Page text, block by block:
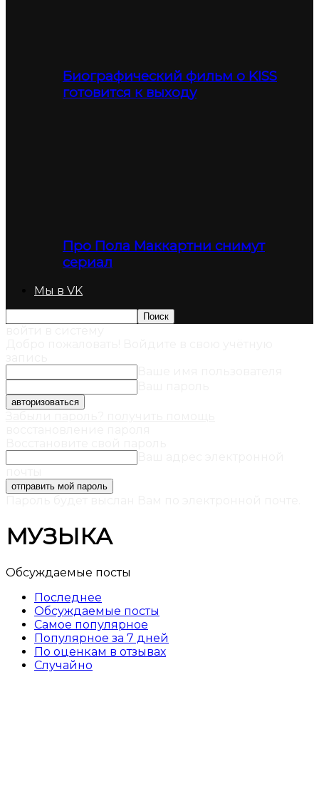
Биографический фильм о KISS
готовится к выходу
Про Пола Маккартни снимут
сериал
Мы в VK
МУЗЫКА
Обсуждаемые посты
Последнее
Обсуждаемые посты
Самое популярное
Популярное за 7 дней
По оценкам в отзывах
Случайно